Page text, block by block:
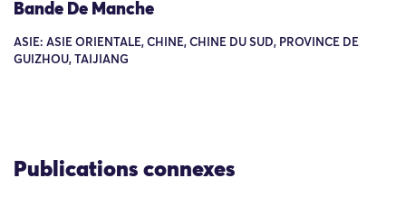
Bande De Manche
ASIE: ASIE ORIENTALE, CHINE, CHINE DU SUD, PROVINCE DE
GUIZHOU, TAIJIANG
Publications connexes